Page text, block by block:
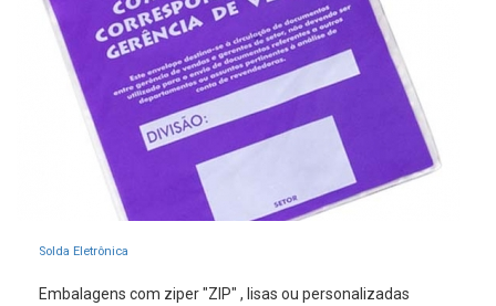
Solda Eletrônica
Embalagens com ziper "ZIP" , lisas ou personalizadas